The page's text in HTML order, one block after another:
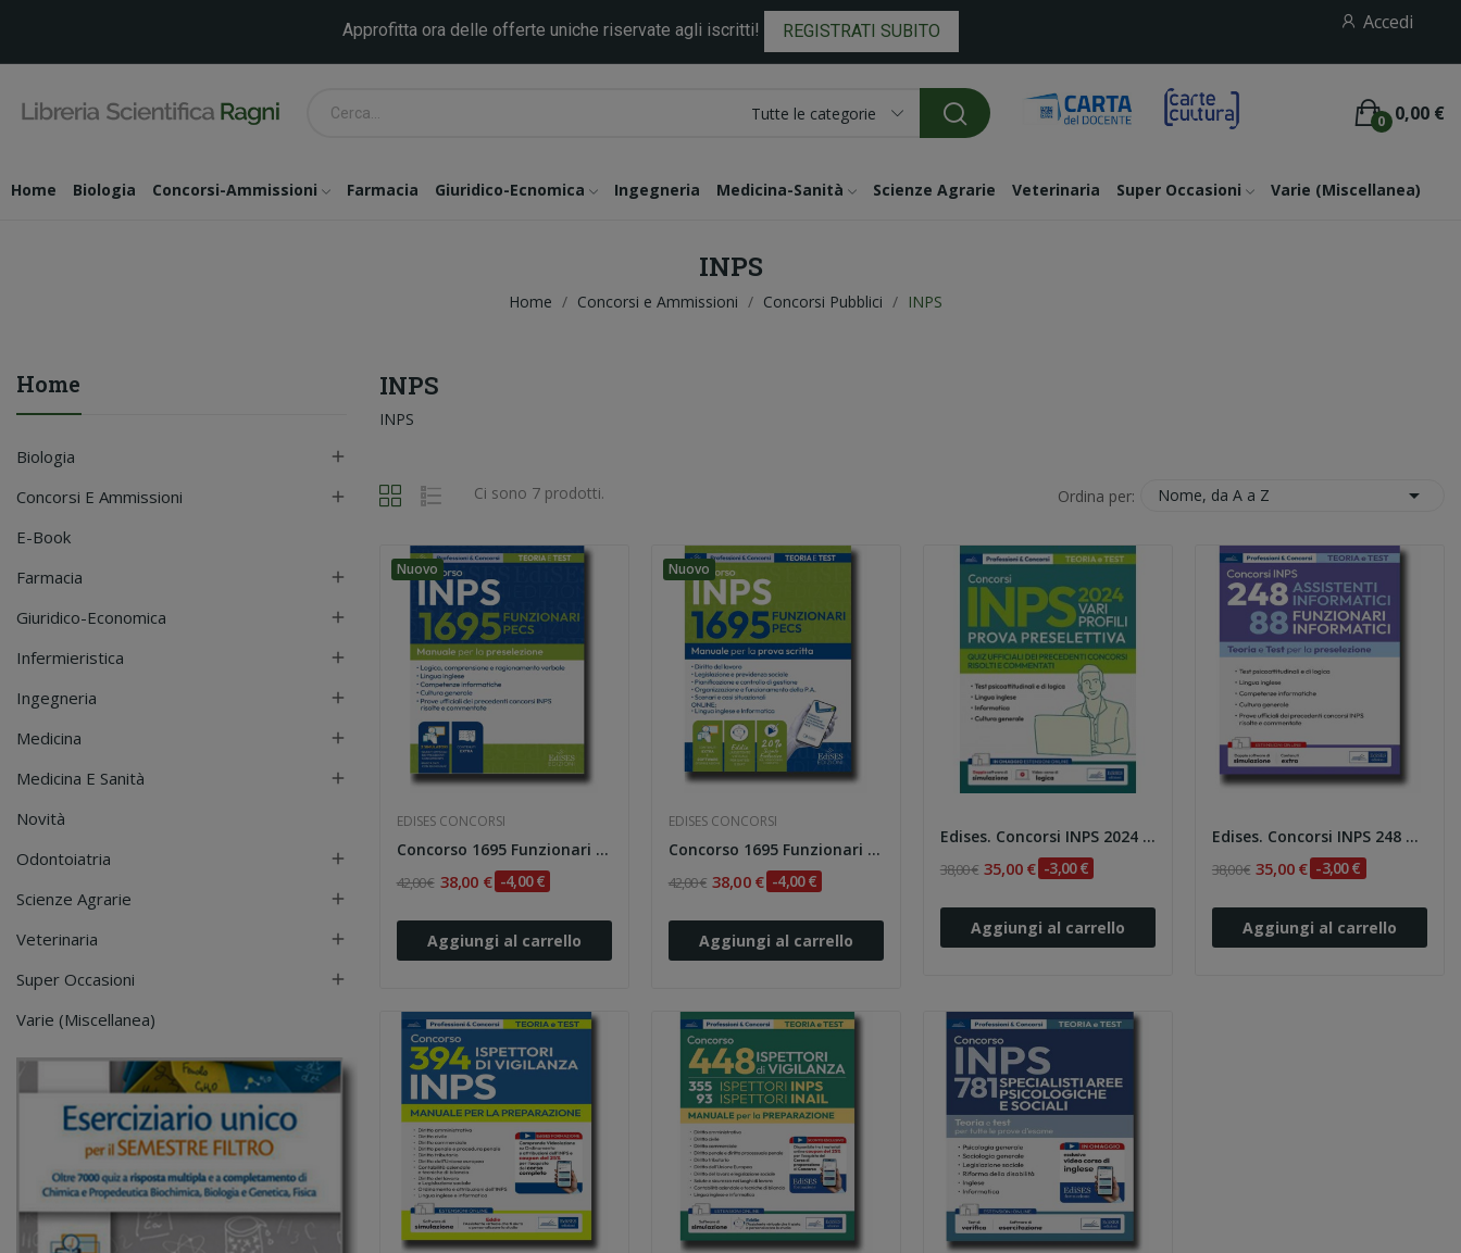
Approfitta ora delle offerte uniche riservate agli iscritti! REGISTRATI SUBITO Accedi
Tutte le categorie 0,00 €
0
Home Biologia Concorsi-Ammissioni Farmacia Giuridico-Ecnomica Ingegneria Medicina-Sanità Scienze Agrarie Veterinaria Super Occasioni Varie (miscellanea)
INPS
Home Concorsi e Ammissioni Concorsi Pubblici INPS
Home
Biologia 
Concorsi E Ammissioni 
E-Book
Farmacia

Giuridico-Economica 
Infermieristica 
Ingegneria 
Medicina 
Medicina E Sanità 
Novità
Odontoiatria

Scienze Agrarie 
Veterinaria 
Super Occasioni 
Varie (Miscellanea)
INPS
INPS
Ci sono 7 prodotti. Ordina per: Nome, da A a Z 
Nuovo
EDISES CONCORSI
Concorso 1695 Funzionari PECS INPS: manuale per...
42,00 € 38,00 € -4,00 €
Aggiungi al carrello
Nuovo
EDISES CONCORSI
Concorso 1695 Funzionari PECS INPS: manuale per...
42,00 € 38,00 € -4,00 €
Aggiungi al carrello
Edises. Concorsi INPS 2024 Vari Profili - Prova...
38,00 € 35,00 € -3,00 €
Aggiungi al carrello
Edises. Concorsi INPS 248 assistenti...
38,00 € 35,00 € -3,00 €
Aggiungi al carrello